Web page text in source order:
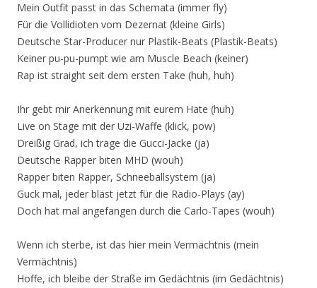
Mein Outfit passt in das Schemata (immer fly)
Für die Vollidioten vom Dezernat (kleine Girls)
Deutsche Star-Producer nur Plastik-Beats (Plastik-Beats)
Keiner pu-pu-pumpt wie am Muscle Beach (keiner)
Rap ist straight seit dem ersten Take (huh, huh)
Ihr gebt mir Anerkennung mit eurem Hate (huh)
Live on Stage mit der Uzi-Waffe (klick, pow)
Dreißig Grad, ich trage die Gucci-Jacke (ja)
Deutsche Rapper biten MHD (wouh)
Rapper biten Rapper, Schneeballsystem (ja)
Guck mal, jeder bläst jetzt für die Radio-Plays (ay)
Doch hat mal angefangen durch die Carlo-Tapes (wouh)
Wenn ich sterbe, ist das hier mein Vermächtnis (mein
Vermächtnis)
Hoffe, ich bleibe der Straße im Gedächtnis (im Gedächtnis)